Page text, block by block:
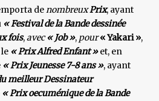
denombreuxPrix, ayant
« Festival de la Bande dessinée
fois,avec« Job », pour« Yakari »,
« Prix Alfred Enfant »et, en
« Prix Jeunesse 7-8 ans », ayant
meilleur Dessinateur
« Prix oecuménique de la Bande